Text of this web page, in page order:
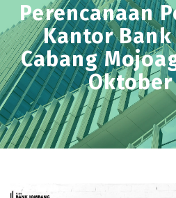
Perencanaan
Kantor Bank
Cabang
Oktober